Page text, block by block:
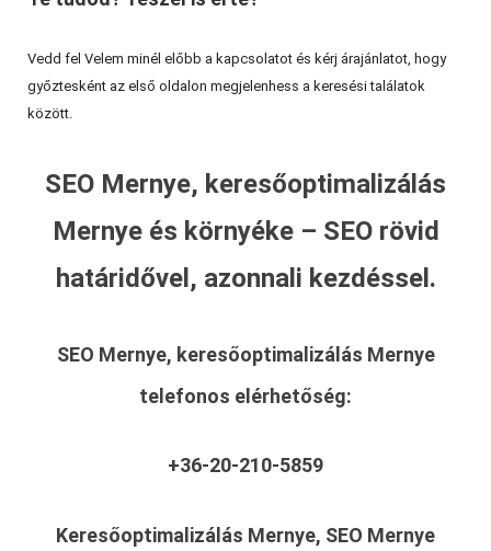
Vedd fel Velem minél előbb a kapcsolatot és kérj árajánlatot, hogy
győztesként az első oldalon megjelenhess a keresési találatok
között.
SEO Mernye, keresőoptimalizálás
Mernye és környéke – SEO rövid
határidővel, azonnali kezdéssel.
SEO Mernye, keresőoptimalizálás Mernye
telefonos elérhetőség:
+36-20-210-5859
Keresőoptimalizálás Mernye, SEO Mernye